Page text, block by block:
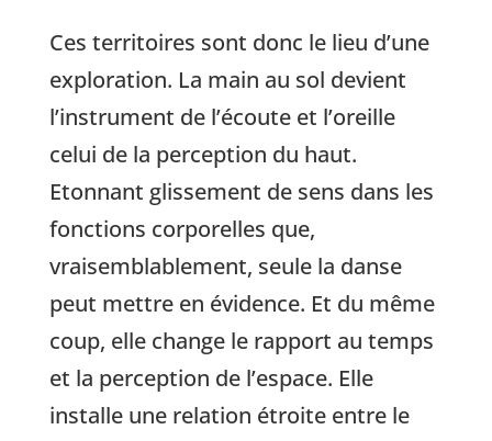
Ces territoires sont donc le lieu d’une
exploration. La main au sol devient
l’instrument de l’écoute et l’oreille
celui de la perception du haut.
Etonnant glissement de sens dans les
fonctions corporelles que,
vraisemblablement, seule la danse
peut mettre en évidence. Et du même
coup, elle change le rapport au temps
et la perception de l’espace. Elle
installe une relation étroite entre le